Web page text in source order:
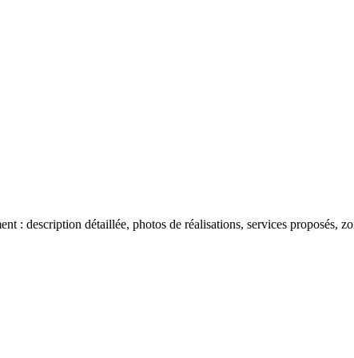
: description détaillée, photos de réalisations, services proposés,